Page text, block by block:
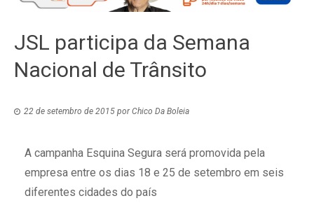
JSL participa da Semana
Nacional de Trânsito
22 de setembro de 2015 porChico Da Boleia
A campanha Esquina Segura será promovida pela
empresa entre os dias 18 e 25 de setembro em seis
diferentes cidades do país